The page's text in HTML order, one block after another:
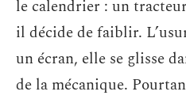
le calendrier : un
il décide de faiblir.
un écran, elle se glisse
de la mécanique.